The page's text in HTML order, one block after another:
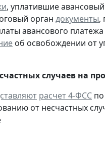
, уплатившие
орган документы,
авансового
об освобождении от
случаев на
расчет 4-ФСС
от несчастных